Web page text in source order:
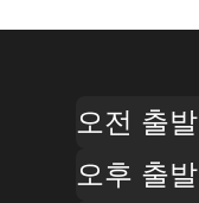
오전 출발
오후 출발